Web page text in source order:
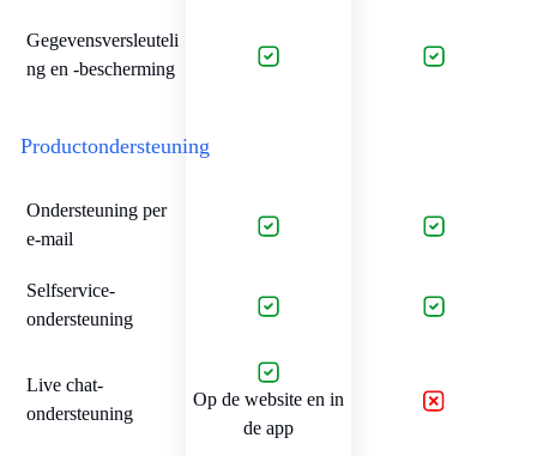
Gegevensversleuteli
ng en -bescherming
Productondersteuning
Ondersteuning per
e-mail
Selfservice-
ondersteuning
Live chat-
ondersteuning
Op de website en in
de app